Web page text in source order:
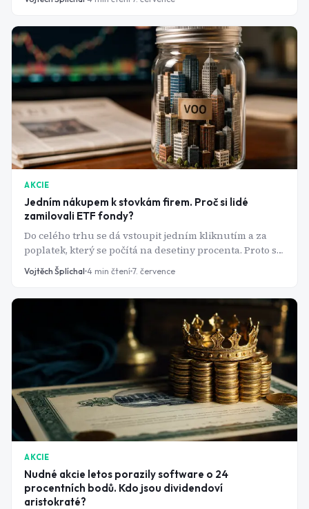
AKCIE
Jedním nákupem k stovkám firem. Proč si lidé
zamilovali ETF fondy?
Do celého trhu se dá vstoupit jedním kliknutím a za
poplatek, který se počítá na desetiny procenta. Proto se
ETF fondy staly vstupní bránou pro miliony nových
investorů.
Vojtěch Šplíchal 4 min čtení 7. července
AKCIE
Nudné akcie letos porazily software o 24
procentních bodů. Kdo jsou dividendoví
aristokraté?